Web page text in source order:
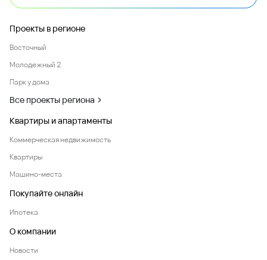
Проекты в регионе
Восточный
Молодежный 2
Парк у дома
Все проекты региона
Квартиры и апартаменты
Коммерческая недвижимость
Квартиры
Машино-места
Покупайте онлайн
Ипотека
О компании
Новости